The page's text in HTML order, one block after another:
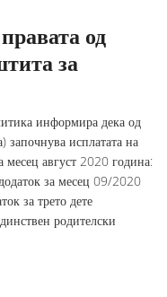
од
за
информира дека од
започнува исплатата на
месец август 2020 година:
за месец 09/2020
за трето дете
родителски